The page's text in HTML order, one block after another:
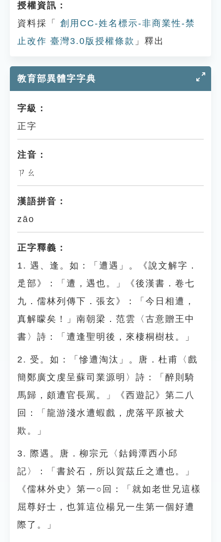
授權資訊：
資料採「
創用CC-姓名標示-非商業性-禁
止改作 臺灣3.0版授權條款 」釋出
教育部異體字字典
字級：
正字
注音：
ㄗㄠ
漢語拼音：
zāo
正字釋義：
1. 遇、逢。如：「遭遇」。《說文解字．
辵部》：「遭，遇也。」《後漢書．卷七
九．儒林列傳下．張玄》：「今日相遭，
真解矇矣！」南朝梁．范雲〈古意贈王中
書〉詩：「遭逢聖明後，來棲桐樹枝。」
2. 受。如：「慘遭淘汰」。唐．杜甫〈戲
簡鄭廣文虔呈蘇司業源明〉詩：「醉則騎
馬歸，頗遭官長罵。」《西遊記》第二八
回：「龍游淺水遭蝦戲，虎落平原被犬
欺。」
3. 際遇。唐．柳宗元〈鈷鉧潭西小邱
記〉：「書於石，所以賀茲丘之遭也。」
《儒林外史》第一○回：「就如老世兄這樣
屈尊好士，也算這位楊兄一生第一個好遭
際了。」